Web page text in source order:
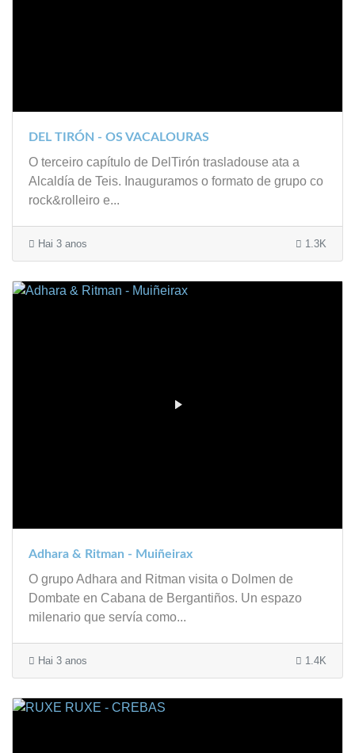
DEL TIRÓN - OS VACALOURAS
O terceiro capítulo de DelTirón trasladouse ata a
Alcaldía de Teis. Inauguramos o formato de grupo co
rock&rolleiro e...
Hai 3 anos 1.3K
Adhara & Ritman - Muiñeirax
O grupo Adhara and Ritman visita o Dolmen de
Dombate en Cabana de Bergantiños. Un espazo
milenario que servía como...
Hai 3 anos 1.4K